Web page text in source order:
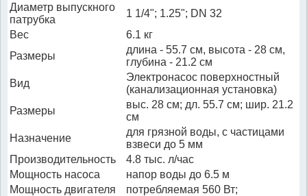
Диаметр выпускного
патрубка
1 1/4"; 1.25"; DN 32
Вес
6.1 кг
Размеры
длина - 55.7 см, высота - 28 см,
глубина - 21.2 см
Вид
Электронасос поверхностный
(канализационная установка)
Размеры
выс. 28 см; дл. 55.7 см; шир. 21.2
см
Назначение
для грязной воды, с частицами
взвеси до 5 мм
Производительность
4.8 тыс. л/час
Мощность насоса
напор воды до 6.5 м
Мощность двигателя
потребляемая 560 Вт;